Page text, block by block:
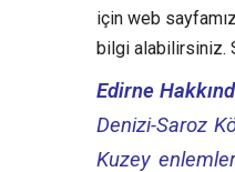
için web
bilgi alabilirsiniz.
Edirne
Denizi-Saroz
Kuzey